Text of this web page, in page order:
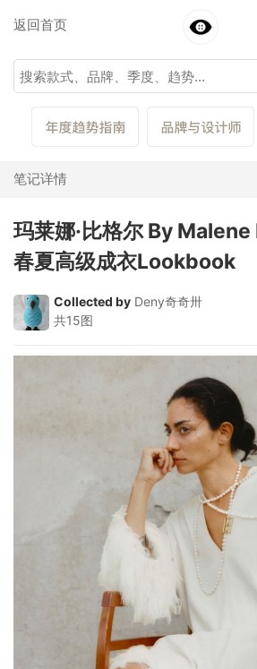
返回首页
笔记详情
玛莱娜·比格尔 By
春夏高级成衣Lookbook
Collected by Deny奇奇卅
共15图